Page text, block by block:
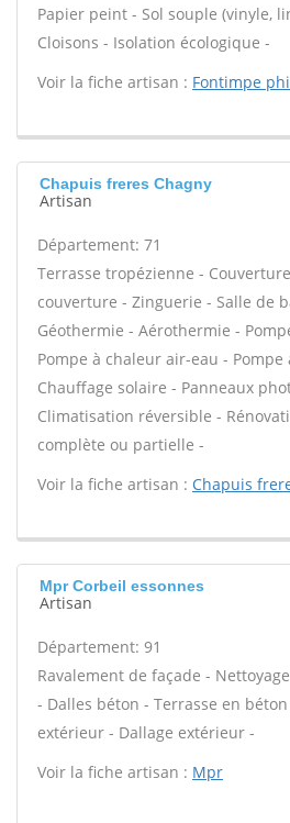
Papier peint - Sol souple (vinyle,
Cloisons - Isolation écologique -
Voir la fiche artisan : Fontimpe
Chapuis freres Chagny
Artisan
Département: 71
Terrasse tropézienne -
couverture - Zinguerie - Salle de
Géothermie - Aérothermie -
Pompe à chaleur air-eau -
Chauffage solaire - Panneaux
Climatisation réversible -
complète ou partielle -
Voir la fiche artisan : Chapuis
Mpr Corbeil essonnes
Artisan
Département: 91
Ravalement de façade -
- Dalles béton - Terrasse en
extérieur - Dallage extérieur -
Voir la fiche artisan : Mpr